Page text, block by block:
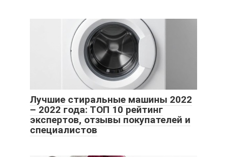
Лучшие стиральные машины 2022
– 2022 года: ТОП 10 рейтинг
экспертов, отзывы покупателей и
специалистов